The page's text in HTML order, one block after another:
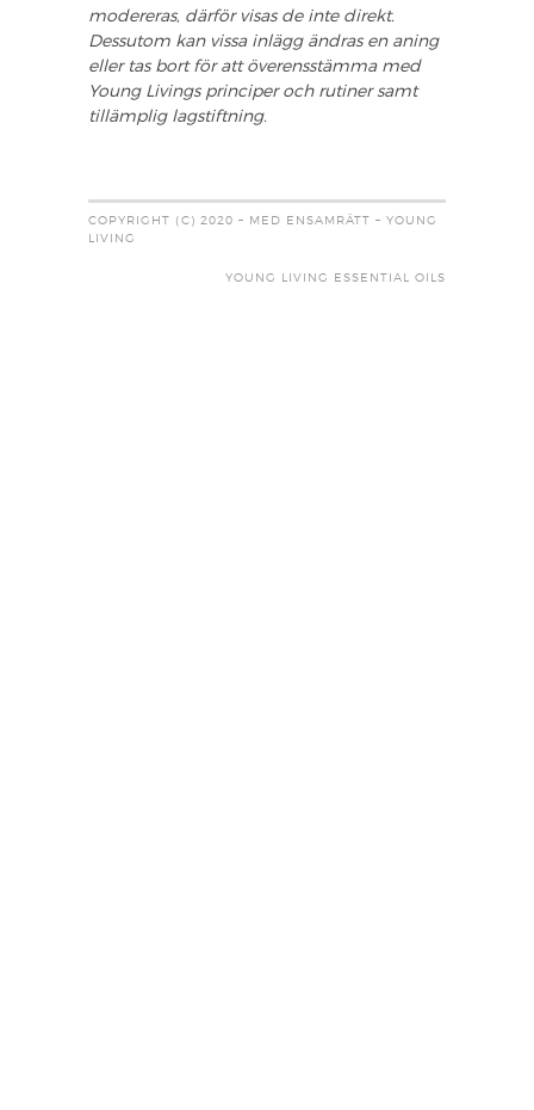
modereras, därför visas de inte direkt.
Dessutom kan vissa inlägg ändras en aning
eller tas bort för att överensstämma med
Young Livings principer och rutiner samt
tillämplig lagstiftning.
COPYRIGHT (C) 2020 – MED ENSAMRÄTT – YOUNG
LIVING
YOUNG LIVING ESSENTIAL OILS